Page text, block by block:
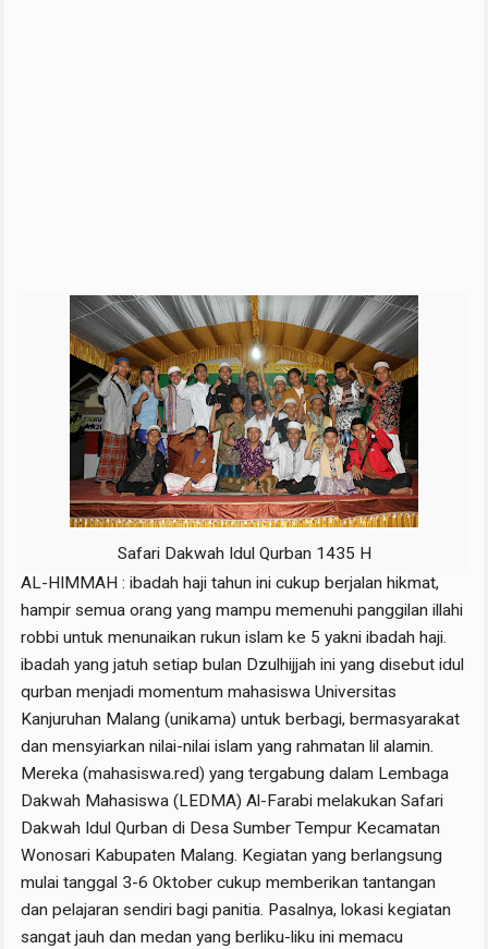
Safari Dakwah Idul Qurban 1435 H
AL-HIMMAH : ibadah haji tahun ini cukup berjalan hikmat,
hampir semua orang yang mampu memenuhi panggilan illahi
robbi untuk menunaikan rukun islam ke 5 yakni ibadah haji.
ibadah yang jatuh setiap bulan Dzulhijjah ini yang disebut idul
qurban menjadi momentum mahasiswa Universitas
Kanjuruhan Malang (unikama) untuk berbagi, bermasyarakat
dan mensyiarkan nilai-nilai islam yang rahmatan lil alamin.
Mereka (mahasiswa.red) yang tergabung dalam Lembaga
Dakwah Mahasiswa (LEDMA) Al-Farabi melakukan Safari
Dakwah Idul Qurban di Desa Sumber Tempur Kecamatan
Wonosari Kabupaten Malang. Kegiatan yang berlangsung
mulai tanggal 3-6 Oktober cukup memberikan tantangan
dan pelajaran sendiri bagi panitia. Pasalnya, lokasi kegiatan
sangat jauh dan medan yang berliku-liku ini memacu